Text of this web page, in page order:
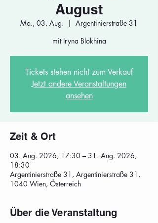
August
Mo., 03. Aug.
  |
Argentinierstraße 31
mit Iryna Blokhina
Tickets stehen nicht zum Verkauf
Jetzt andere Veranstaltungen
ansehen
Zeit & Ort
03. Aug. 2026, 17:30 – 31. Aug. 2026,
18:30
Argentinierstraße 31, Argentinierstraße 31,
1040 Wien, Österreich
Über die Veranstaltung